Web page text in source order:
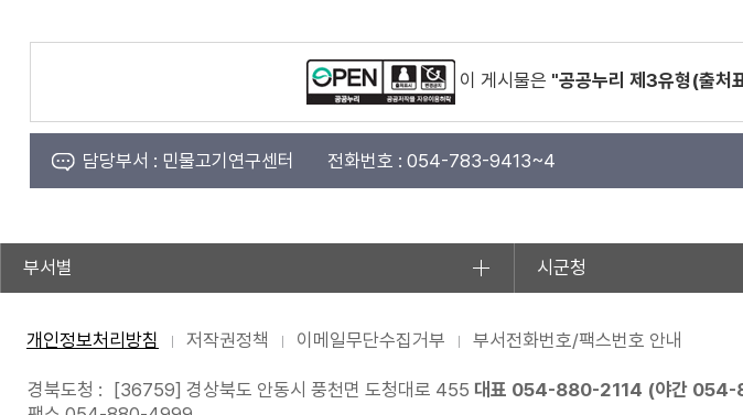
이 게시물은 "공공누리 제3유형(출처
담당부서 : 민물고기연구센터 전화번호 : 054-783-9413~4
부서별 시군청
개인정보처리방침 저작권정책 이메일무단수집거부 부서전화번호/팩스번호 안내
경북도청 : [36759] 경상북도 안동시 풍천면 도청대로 455 대표 054-880-2114 (야간 054-